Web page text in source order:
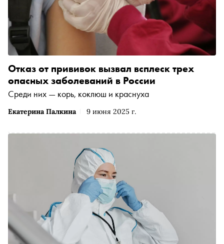
Екатерина Палкина 9 июня 2025 г.
Отказ от прививок вызвал всплеск трех
опасных заболеваний в России
Среди них — корь, коклюш и краснуха